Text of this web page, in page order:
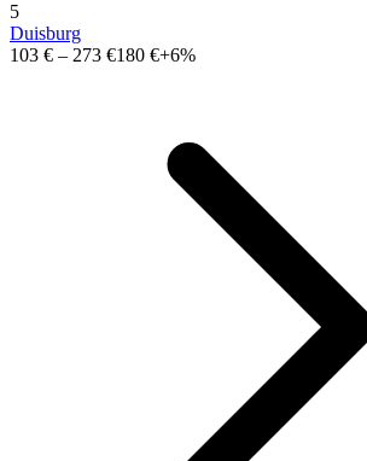
5
Duisburg
103 € – 273 €180 €+6%